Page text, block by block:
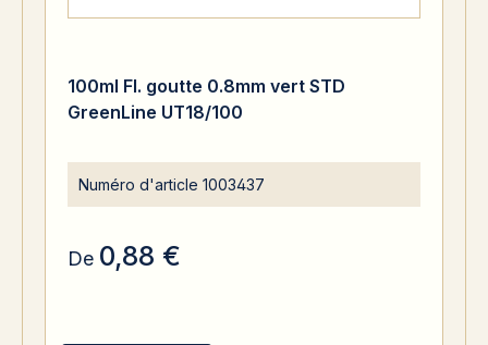
100ml Fl. goutte 0.8mm vert STD
GreenLine UT18/100
Numéro d'article 1003437
De 0,88 €